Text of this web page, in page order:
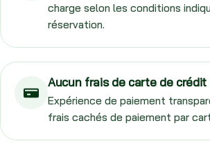
charge selon les conditions
réservation.
Aucun frais de carte de crédit
Expérience de paiement
frais cachés de paiement par